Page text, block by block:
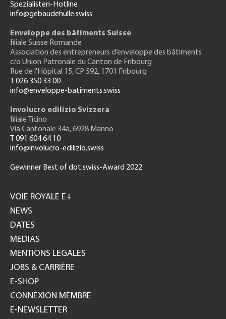
Spezialisten-Hotline
info@gebäudehülle.swiss
Enveloppe des bâtiments Suisse
filiale Suisse Romande
Association des entrepreneurs d’enveloppe des bâtiments
c/o Union Patronale du Canton de Fribourg
Rue de l'Hôpital 15, CP 592, 1701 Fribourg
T 026 350 33 00
info@enveloppe-batiments.swiss
Involucro edilizio Svizzera
filiale Ticino
Via Cantonale 34a, 6928 Manno
T 091 604 64 10
info@involucro-edilizio.swiss
Gewinner Best of dot.swiss-Award 2022
GH
VOIE ROYALE E+
NEWS
DATES
MEDIAS
MENTIONS LEGALES
JOBS & CARRIÈRE
E-SHOP
CONNEXION MEMBRE
E-NEWSLETTER